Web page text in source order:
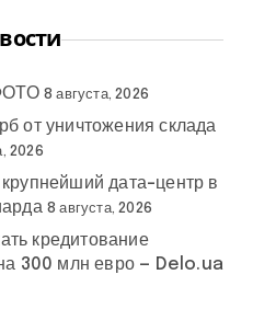
8 августа, 2026
от уничтожения склада
2026
дата-центр в
8 августа, 2026
кредитование
на 300 млн евро — Delo.ua